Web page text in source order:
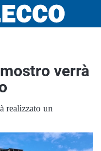
verrà
realizzato un